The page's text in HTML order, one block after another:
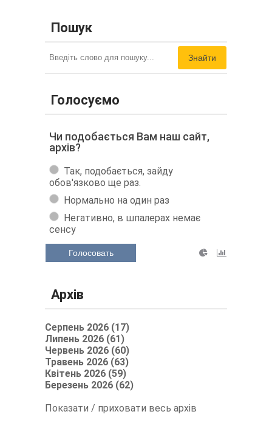
Пошук
Знайти
Голосуємо
Чи подобається Вам наш сайт,
архів?
Так, подобається, зайду
обов'язково ще раз.
Нормально на один раз
Негативно, в шпалерах немає
сенсу
Голосовать
Архів
Серпень 2026 (17)
Липень 2026 (61)
Червень 2026 (60)
Травень 2026 (63)
Квітень 2026 (59)
Березень 2026 (62)
Показати / приховати весь архів